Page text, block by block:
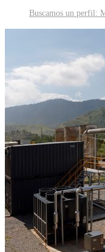
Buscamos un perfil: